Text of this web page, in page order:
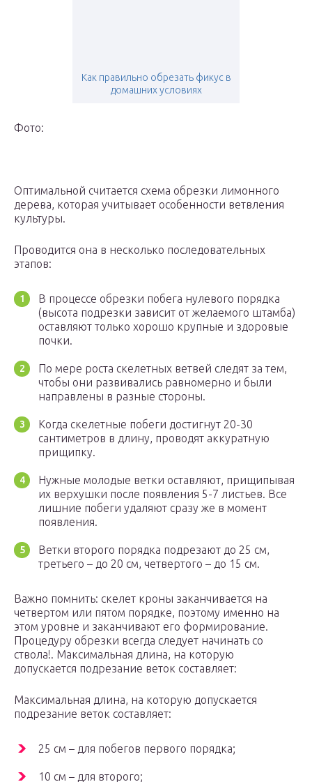
Как правильно обрезать фикус в
домашних условиях
Фото:
Оптимальной считается схема обрезки лимонного
дерева, которая учитывает особенности ветвления
культуры.
Проводится она в несколько последовательных
этапов:
В процессе обрезки побега нулевого порядка
(высота подрезки зависит от желаемого штамба)
оставляют только хорошо крупные и здоровые
почки.
По мере роста скелетных ветвей следят за тем,
чтобы они развивались равномерно и были
направлены в разные стороны.
Когда скелетные побеги достигнут 20-30
сантиметров в длину, проводят аккуратную
прищипку.
Нужные молодые ветки оставляют, прищипывая
их верхушки после появления 5-7 листьев. Все
лишние побеги удаляют сразу же в момент
появления.
Ветки второго порядка подрезают до 25 см,
третьего – до 20 см, четвертого – до 15 см.
Важно помнить: скелет кроны заканчивается на
четвертом или пятом порядке, поэтому именно на
этом уровне и заканчивают его формирование.
Процедуру обрезки всегда следует начинать со
ствола!. Максимальная длина, на которую
допускается подрезание веток составляет:
Максимальная длина, на которую допускается
подрезание веток составляет:
25 см – для побегов первого порядка;
10 см – для второго;